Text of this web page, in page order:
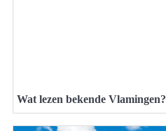
Wat lezen bekende Vlamingen?